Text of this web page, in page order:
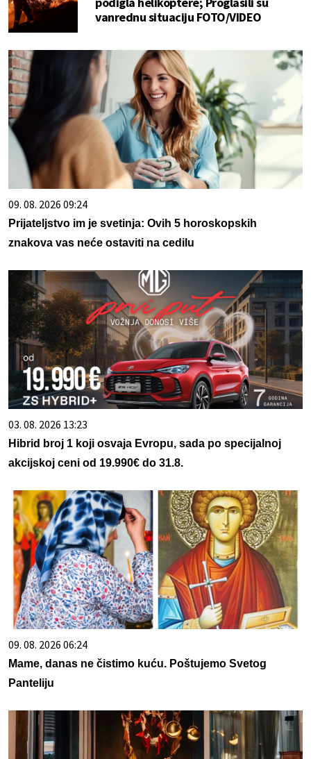
vanrednu situaciju FOTO/VIDEO
09. 08. 2026 09:24
Prijateljstvo im je svetinja: Ovih 5 horoskopskih
znakova vas neće ostaviti na cedilu
03. 08. 2026 13:23
Hibrid broj 1 koji osvaja Evropu, sada po specijalnoj
akcijskoj ceni od 19.990€ do 31.8.
09. 08. 2026 06:24
Mame, danas ne čistimo kuću. Poštujemo Svetog
Panteliju